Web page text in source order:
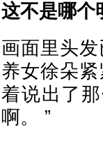
这不是哪个
画面里头
养女徐朵
着说出了
啊。 ”